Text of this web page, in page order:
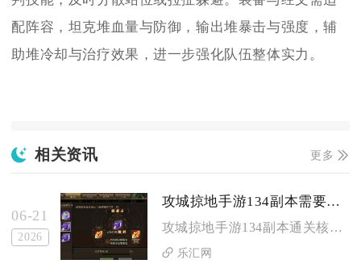
配阵容，坦克堆血量与防御，输出堆暴击与强度，辅
助堆冷却与治疗效果，进一步强化队伍整体实力。
相关资讯 更多
06-21
2026
攻城掠地手游134副本需要什么装备才能过关
攻城掠地手游134副本通关核心装备为真烛龙、真灵龟、真凤凰、...
乐汇网